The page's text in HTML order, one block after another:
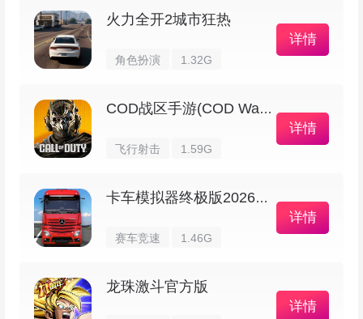
2、回合淘汰赛：7轮激烈的缩圈生存战斗
技性很强
– 每轮比赛区域不断收缩，压缩空间意味着交
– 干掉对手、留到最后的队伍才算赢，氛围很
紧张
3、更加真实和动态的枪战玩法
火力全开2城市狂热
角色扮演 1.32G
详情
COD战区手游(COD Warzone)
飞行射击 1.59G
详情
卡车模拟器终极版2026最新版
赛车竞速 1.46G
详情
龙珠激斗官方版
详情